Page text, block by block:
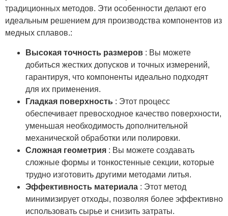
традиционных методов. Эти особенности делают его
идеальным решением для производства компонентов из
медных сплавов.:
Высокая точность размеров : Вы можете
добиться жестких допусков и точных измерений,
гарантируя, что компоненты идеально подходят
для их применения.
Гладкая поверхность : Этот процесс
обеспечивает превосходное качество поверхности,
уменьшая необходимость дополнительной
механической обработки или полировки.
Сложная геометрия : Вы можете создавать
сложные формы и тонкостенные секции, которые
трудно изготовить другими методами литья.
Эффективность материала : Этот метод
минимизирует отходы, позволяя более эффективно
использовать сырье и снизить затраты.